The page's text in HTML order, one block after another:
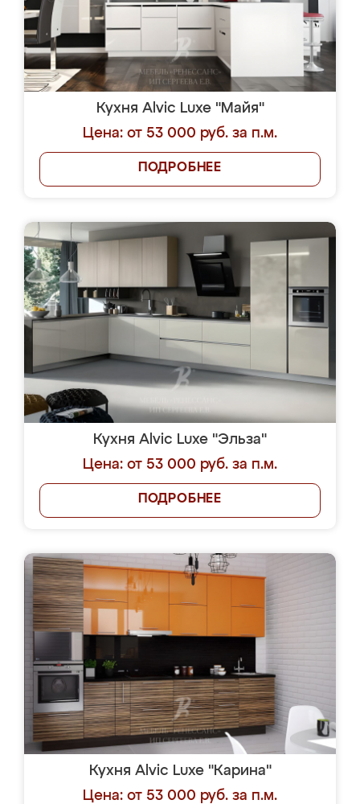
Кухня Alvic Luxe "Майя"
Цена: от 53 000 руб. за п.м.
ПОДРОБНЕЕ
Кухня Alvic Luxe "Эльза"
Цена: от 53 000 руб. за п.м.
ПОДРОБНЕЕ
Кухня Alvic Luxe "Карина"
Цена: от 53 000 руб. за п.м.